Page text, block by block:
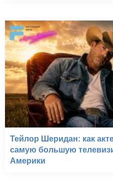
Тейлор Шеридан: как
самую большую
Америки